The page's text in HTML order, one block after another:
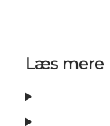
Læs mere